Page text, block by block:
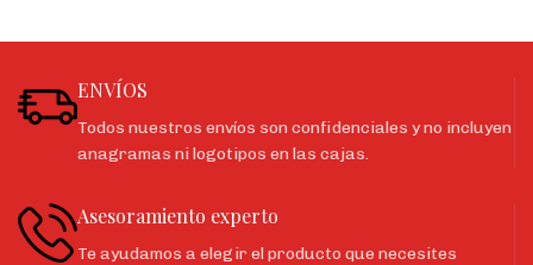
ENVÍOS
Todos nuestros envíos son confidenciales y no incluyen
anagramas ni logotipos en las cajas.
Asesoramiento experto
Te ayudamos a elegir el producto que necesites